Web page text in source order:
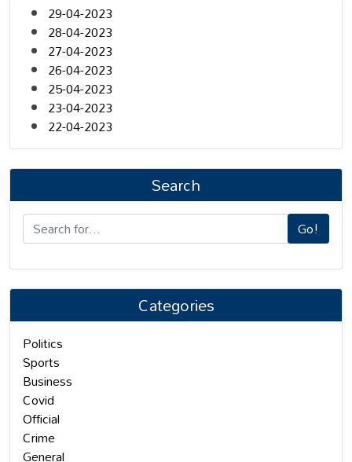
29-04-2023
28-04-2023
27-04-2023
26-04-2023
25-04-2023
23-04-2023
22-04-2023
Search
Go!
Categories
Politics
Sports
Business
Covid
Official
Crime
General